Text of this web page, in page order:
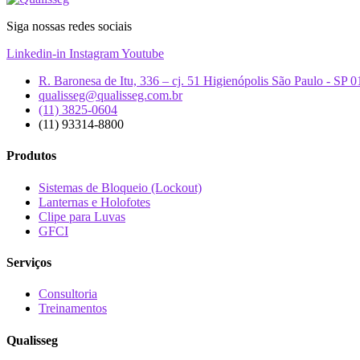
Siga nossas redes sociais
Linkedin-in InstagramYoutube
R. Baronesa de Itu, 336 – cj. 51 Higienópolis São Paulo - SP
qualisseg@qualisseg.com.br
(11) 3825-0604
(11) 93314-8800
Produtos
Sistemas de Bloqueio (Lockout)
Lanternas e Holofotes
Clipe para Luvas
GFCI
Serviços
Consultoria
Treinamentos
Qualisseg